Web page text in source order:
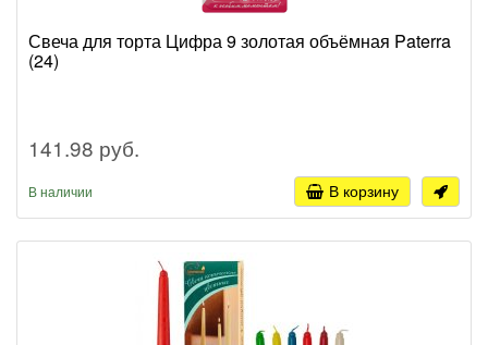
Свеча для торта Цифра 9 золотая объёмная Paterra
(24)
141.98 руб.
В наличии В корзину